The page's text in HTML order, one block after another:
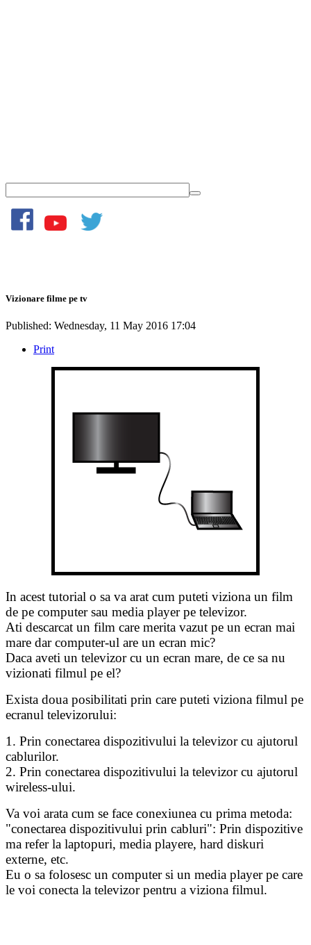
Vizionare filme pe tv
Published: Wednesday, 11 May 2016 17:04
Print
In acest tutorial o sa va arat cum puteti viziona un film
de pe computer sau media player pe televizor.
Ati descarcat un film care merita vazut pe un ecran mai
mare dar computer-ul are un ecran mic?
Daca aveti un televizor cu un ecran mare, de ce sa nu
vizionati filmul pe el?
Exista doua posibilitati prin care puteti viziona filmul pe
ecranul televizorului:
1. Prin conectarea dispozitivului la televizor cu ajutorul
cablurilor.
2. Prin conectarea dispozitivului la televizor cu ajutorul
wireless-ului.
Va voi arata cum se face conexiunea cu prima metoda:
"conectarea dispozitivului prin cabluri": Prin dispozitive
ma refer la laptopuri, media playere, hard diskuri
externe, etc.
Eu o sa folosesc un computer si un media player pe care
le voi conecta la televizor pentru a viziona filmul.